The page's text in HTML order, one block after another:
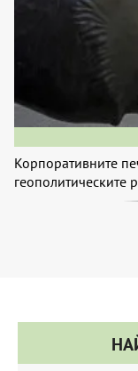
Корпоративните
геополитическите